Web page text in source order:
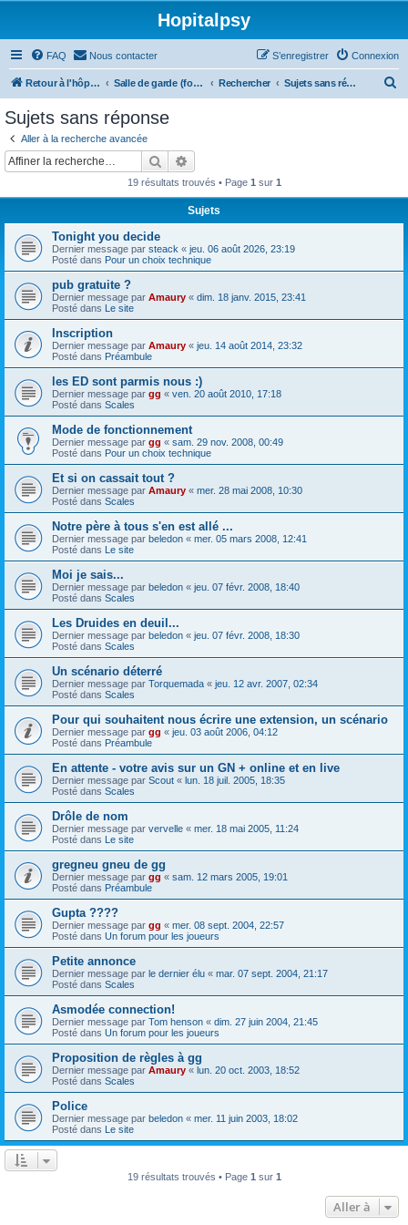
Hopitalpsy
FAQ Nous contacter Connexion
S’enregistrer
Retour à l'hôpital Salle de garde (forum) Rechercher Sujets sans réponse
Sujets sans réponse
Aller à la recherche avancée
Rechercher
19 résultats trouvés • Page 1 sur 1
Sujets
Tonight you decide
Dernier message par steack « jeu. 06 août 2026, 23:19
Posté dans Pour un choix technique
pub gratuite ?
Dernier message par Amaury « dim. 18 janv. 2015, 23:41
Posté dans Le site
Inscription
Dernier message par Amaury « jeu. 14 août 2014, 23:32
Posté dans Préambule
les ED sont parmis nous :)
Dernier message par gg « ven. 20 août 2010, 17:18
Posté dans Scales
Mode de fonctionnement
Dernier message par gg « sam. 29 nov. 2008, 00:49
Posté dans Pour un choix technique
Et si on cassait tout ?
Dernier message par Amaury « mer. 28 mai 2008, 10:30
Posté dans Scales
Notre père à tous s'en est allé ...
Dernier message par beledon « mer. 05 mars 2008, 12:41
Posté dans Le site
Moi je sais...
Dernier message par beledon « jeu. 07 févr. 2008, 18:40
Posté dans Scales
Les Druides en deuil...
Dernier message par beledon « jeu. 07 févr. 2008, 18:30
Posté dans Scales
Un scénario déterré
Dernier message par Torquemada « jeu. 12 avr. 2007, 02:34
Posté dans Scales
Pour qui souhaitent nous écrire une extension, un scénario
Dernier message par gg « jeu. 03 août 2006, 04:12
Posté dans Préambule
En attente - votre avis sur un GN + online et en live
Dernier message par Scout « lun. 18 juil. 2005, 18:35
Posté dans Scales
Drôle de nom
Dernier message par vervelle « mer. 18 mai 2005, 11:24
Posté dans Le site
gregneu gneu de gg
Dernier message par gg « sam. 12 mars 2005, 19:01
Posté dans Préambule
Gupta ????
Dernier message par gg « mer. 08 sept. 2004, 22:57
Posté dans Un forum pour les joueurs
Petite annonce
Dernier message par le dernier élu « mar. 07 sept. 2004, 21:17
Posté dans Scales
Asmodée connection!
Dernier message par Tom henson « dim. 27 juin 2004, 21:45
Posté dans Un forum pour les joueurs
Proposition de règles à gg
Dernier message par Amaury « lun. 20 oct. 2003, 18:52
Posté dans Scales
Police
Dernier message par beledon « mer. 11 juin 2003, 18:02
Posté dans Le site
19 résultats trouvés • Page 1 sur 1
Aller à